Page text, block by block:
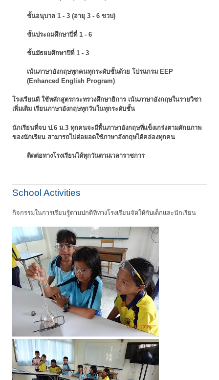
ชั้นอนุบาล 1 - 3 (อายุ 3 - 6 ขวบ)
ชั้นประถมศึกษาปี่ที่ 1 - 6
ชั้นมัธยมศึกษาปีที่ 1 - 3
เน้นภาษาอังกฤษทุกคนทุกระดับชั้นด้วย โปรแกรม EEP
(Enhanced English Program)
โรงเรียนดี ใช้หลักสูตรกระทรวงศึกษาธิการ เน้นภาษาอังกฤษในรายวิชา
เพิ่มเติม เรียนภาษาอังกฤษทุกวันในทุกระดับชั้น
นักเรียนที่จบ ป.6 ม.3 ทุกคนจะมีพื้นภาษาอังกฤษที่แข็งเกร่งตามศักยภาพ
ของนักเรียน สามารถไปต่อยอดใช้ภาษาอังกฤษได้คล่องทุกคน
ติดต่อทางโรงเรียนได้ทุกวันตามเวลาราชการ
School Activities
กิจกรรมในการเรียนรู้ตามปกติที่ทางโรงเรียนจัดให้กับเด็กและนักเรียน